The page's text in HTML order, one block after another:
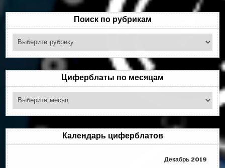
Поиск по рубрикам
Поиск
рубрикам
Циферблаты по месяцам
Циферблаты
месяцам
Календарь циферблатов
Декабрь 2019